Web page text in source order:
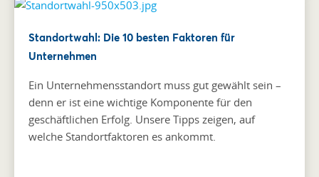
Standortwahl: Die 10 besten Faktoren für
Unternehmen
Ein Unternehmensstandort muss gut gewählt sein –
denn er ist eine wichtige Komponente für den
geschäftlichen Erfolg. Unsere Tipps zeigen, auf
welche Standortfaktoren es ankommt.